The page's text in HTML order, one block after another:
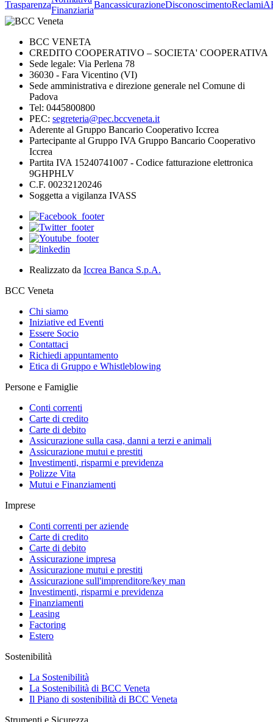
Trasparenza
Finanziaria
BancassicurazioneDisconoscimentoReclami
BCC VENETA
CREDITO COOPERATIVO – SOCIETA' COOPERATIVA
Sede legale: Via Perlena 78
36030 - Fara Vicentino (VI)
Sede amministrativa e direzione generale nel Comune di
Padova
Tel: 0445800800
PEC: segreteria@pec.bccveneta.it
Aderente al Gruppo Bancario Cooperativo Iccrea
Partecipante al Gruppo IVA Gruppo Bancario Cooperativo
Iccrea
Partita IVA 15240741007 - Codice fatturazione elettronica
9GHPHLV
C.F. 00232120246
Soggetta a vigilanza IVASS
Realizzato da Iccrea Banca S.p.A.
BCC Veneta
Chi siamo
Iniziative ed Eventi
Essere Socio
Contattaci
Richiedi appuntamento
Etica di Gruppo e Whistleblowing
Persone e Famiglie
Conti correnti
Carte di credito
Carte di debito
Assicurazione sulla casa, danni a terzi e animali
Assicurazione mutui e prestiti
Investimenti, risparmi e previdenza
Polizze Vita
Mutui e Finanziamenti
Imprese
Conti correnti per aziende
Carte di credito
Carte di debito
Assicurazione impresa
Assicurazione mutui e prestiti
Assicurazione sull'imprenditore/key man
Investimenti, risparmi e previdenza
Finanziamenti
Leasing
Factoring
Estero
Sostenibilità
La Sostenibilità
La Sostenibilità di BCC Veneta
Il Piano di sostenibilità di BCC Veneta
Strumenti e Sicurezza